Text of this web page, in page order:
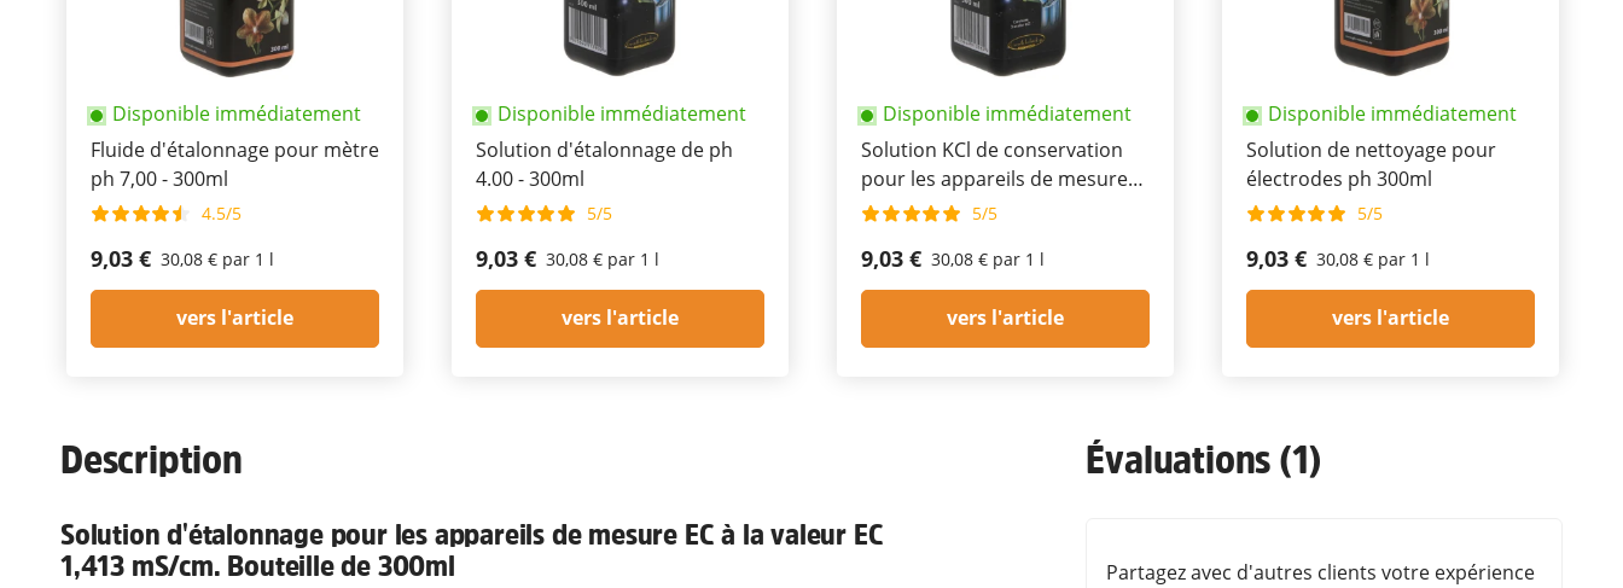
Disponible immédiatement
Fluide d'étalonnage pour mètre
ph 7,00 - 300ml
4.5/5
9,03 € 30,08 € par 1 l
vers l'article
Disponible immédiatement
Solution d'étalonnage de ph
4.00 - 300ml
5/5
9,03 € 30,08 € par 1 l
vers l'article
Disponible immédiatement
Solution KCl de conservation
pour les appareils de mesure
de ph 300ml 5/5
9,03 € 30,08 € par 1 l
vers l'article
Disponible immédiatement
Solution de nettoyage pour
électrodes ph 300ml
5/5
9,03 € 30,08 € par 1 l
vers l'article
Description
Solution d'étalonnage pour les appareils de mesure EC à la valeur EC
1,413 mS/cm. Bouteille de 300ml
Évaluations (1)
Partagez avec d'autres clients votre expérience